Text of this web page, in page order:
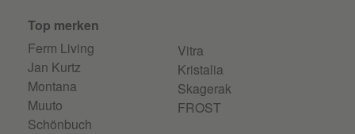
Top merken
Ferm Living
Jan Kurtz
Montana
Muuto
Schönbuch
Vitra
Kristalia
Skagerak
FROST